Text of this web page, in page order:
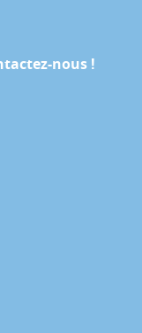
nous !